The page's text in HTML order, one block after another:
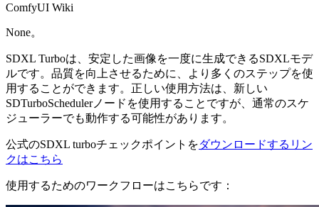
ComfyUI Wiki
None。
SDXL Turboは、安定した画像を一度に生成できるSDXLモデ
ルです。品質を向上させるために、より多くのステップを使
用することができます。正しい使用方法は、新しい
SDTurboSchedulerノードを使用することですが、通常のスケ
ジューラーでも動作する可能性があります。
公式のSDXL turboチェックポイントをダウンロードするリン
クはこちら
使用するためのワークフローはこちらです：